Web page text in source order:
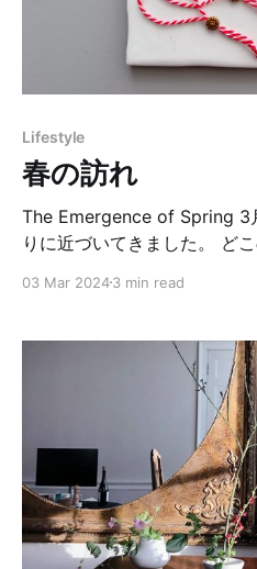
（Snowdrop）」が咲き始め
い「水仙（Daffodil）」が
親しまれています。イギリ
場するほど人々に親しまれています。 イ
並びます。7～8本が1束にな
程度。これを見ると、イギリ
Lifestyle
春の訪れ
The Emergence of Spring 3月、長い冬もいよいよ終わ
りに近づいてきました。 どこの国にいても、やはり、春
春を迎える大事な行事があります。 ババ・マ
タ」は「3月」という意味です。 ブルガリアのバ
ルタは寒い冬の終わりと春
物だそうで、ババ・マルタ
います。老婆が微笑んでい
いのに対し、怒ると寒さが
く春が訪れるように、3月に
す。 毎年3月1日はババ・マルタ の日で、健康と幸運を
祈って友人や家族とマルテニ
編まれたブレスレットを交換します。 マ
03 Mar 20243 min read